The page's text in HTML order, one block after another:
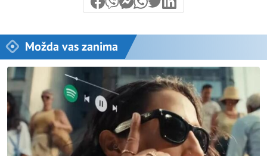
Možda vas zanima